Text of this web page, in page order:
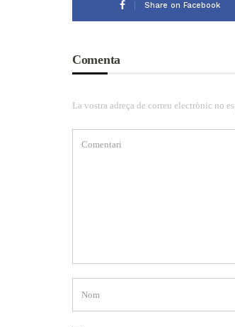
Share on Facebook
Comenta
La vostra adreça de correu electrònic no